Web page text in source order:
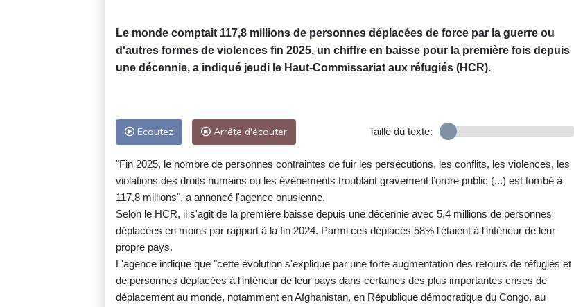
Le monde comptait 117,8 millions de personnes déplacées de force par la guerre ou
d'autres formes de violences fin 2025, un chiffre en baisse pour la première fois depuis
une décennie, a indiqué jeudi le Haut-Commissariat aux réfugiés (HCR).
Ecoutez Arrête d'écouter Taille du texte:
"Fin 2025, le nombre de personnes contraintes de fuir les persécutions, les conflits, les violences, les
violations des droits humains ou les événements troublant gravement l’ordre public (...) est tombé à
117,8 millions", a annoncé l'agence onusienne.
Selon le HCR, il s'agit de la première baisse depuis une décennie avec 5,4 millions de personnes
déplacées en moins par rapport à la fin 2024. Parmi ces déplacés 58% l'étaient à l'intérieur de leur
propre pays.
L'agence indique que "cette évolution s'explique par une forte augmentation des retours de réfugiés et
de personnes déplacées à l'intérieur de leur pays dans certaines des plus importantes crises de
déplacement au monde, notamment en Afghanistan, en République démocratique du Congo, au